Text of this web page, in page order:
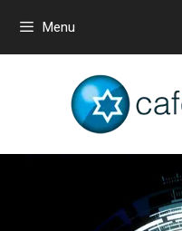
Menu